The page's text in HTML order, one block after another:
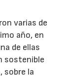
varias de
año, en
de ellas
sostenible
sobre la